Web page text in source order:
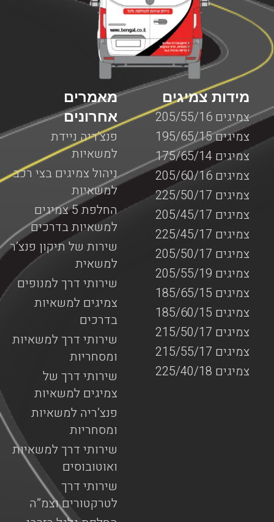
מאמרים
אחרונים
פנצ’ריה ניידת
למשאיות
ניהול צמיגים בצי רכב
למשאיות
החלפת 5 צמיגים
למשאיות בדרכים
שירות של תיקון פנצ’ר
למשאית
שירותי דרך למנופים
צמיגים למשאיות
בדרכים
שירותי דרך למשאיות
ומסחריות
שירותי דרך של
צמיגים למשאיות
פנצ’ריה למשאיות
ומסחריות
שירותי דרך למשאיות
ואוטובוסים
שירותי דרך
לטרקטורים וצמ”ה
מידות צמיגים
צמיגים 205/55/16
צמיגים 195/65/15
צמיגים 175/65/14
צמיגים 205/60/16
צמיגים 225/50/17
צמיגים 205/45/17
צמיגים 225/45/17
צמיגים 205/50/17
צמיגים 205/55/19
צמיגים 185/65/15
צמיגים 185/60/15
צמיגים 215/50/17
צמיגים 215/55/17
צמיגים 225/40/18